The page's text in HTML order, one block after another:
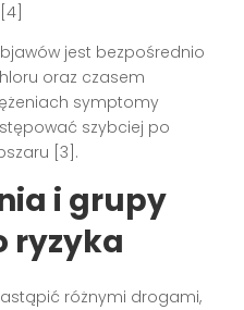
jest bezpośrednio
oraz czasem
symptomy
szybciej po
[3].
i grupy
ryzyka
różnymi drogami,